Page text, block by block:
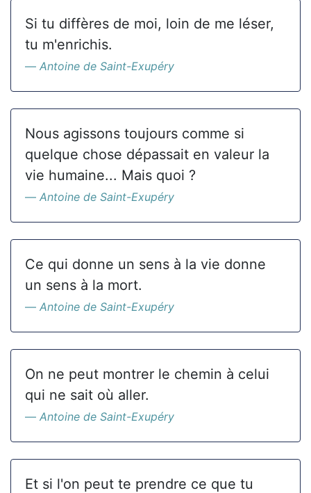
Si tu diffères de moi, loin de me léser,
tu m'enrichis.
Antoine de Saint-Exupéry
Nous agissons toujours comme si
quelque chose dépassait en valeur la
vie humaine... Mais quoi ?
Antoine de Saint-Exupéry
Ce qui donne un sens à la vie donne
un sens à la mort.
Antoine de Saint-Exupéry
On ne peut montrer le chemin à celui
qui ne sait où aller.
Antoine de Saint-Exupéry
Et si l'on peut te prendre ce que tu